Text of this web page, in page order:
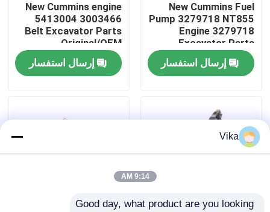
ضبط الجودة
اتصل بنا
طلب اقتباس
قطع غيار الكمون
New Cummins Fuel
Pump 3279718 NT855
Engine 3279718
Excavator Parts
Original/OEM
إرسال استفسار
New Cummins engine
5413004 3003466
Belt Excavator Parts
Original/OEM
إرسال استفسار
Vika
9:14 AM
Good day, what product are you looking